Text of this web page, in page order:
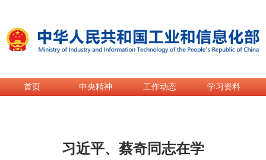
首页 中央精神 工作动态 学习资料
>专题专栏 >热点专题 深入开展学习贯彻习近平新时
习近平、蔡奇同志在学